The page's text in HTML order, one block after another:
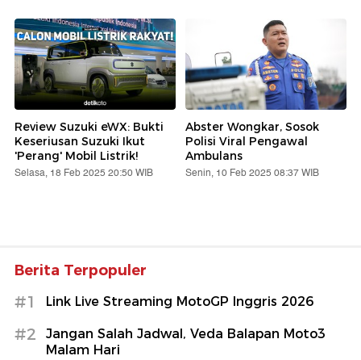
Review Suzuki eWX: Bukti
Keseriusan Suzuki Ikut
'Perang' Mobil Listrik!
Selasa, 18 Feb 2025 20:50 WIB
Abster Wongkar, Sosok
Polisi Viral Pengawal
Ambulans
Senin, 10 Feb 2025 08:37 WIB
Berita Terpopuler
#1 Link Live Streaming MotoGP Inggris 2026
#2
Jangan Salah Jadwal, Veda Balapan Moto3
Malam Hari